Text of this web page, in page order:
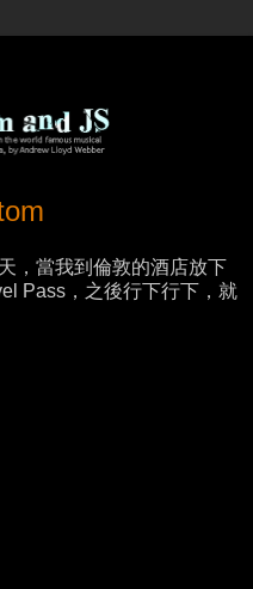
，當我到倫敦的酒店放下
Pass，之後行下行下，就